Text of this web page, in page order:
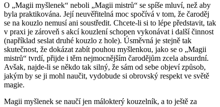
O „Magii myšlenek“ neboli „Magii mistrů“ se spíše mluví, než aby
byla praktikována. Její neuvěřitelná moc spočívá v tom, že čaroděj
se na kouzlo nemusí ani soustředit. Chcete-li si to lépe představit, tak
v praxi je zároveň s akcí kouzlení schopen vykonávat i další činnost
(například seslat druhé kouzlo z hole). Úsměvná je stejně tak
skutečnost, že dokázat zabít pouhou myšlenkou, jako se o „Magii
mistrů“ tvrdí, přijde i těm nejmocnějším čarodějům zcela absurdní.
Avšak, najde-li se někdo tak silný, že sám od sebe objeví způsob,
jakým by se ji mohl naučit, vydobude si obrovský respekt ve světě
magie.
Magii myšlenek se naučí jen málokterý kouzelník, a to ještě za